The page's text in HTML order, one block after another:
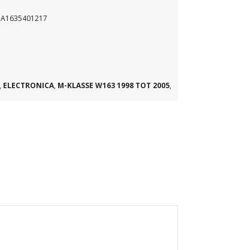
A1635401217
, ELECTRONICA, M-KLASSE W163 1998 TOT 2005,